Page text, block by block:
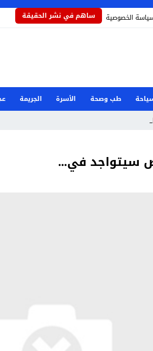
الخصوصية ساهم في نشر الحقيقة
طب وصحة الأسرة الجريمة
ي _
سيتواجد في…